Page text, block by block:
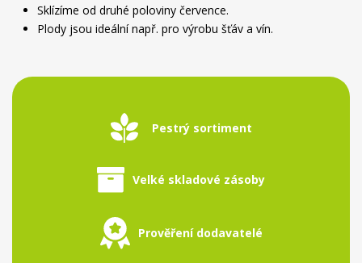
Sklízíme od druhé poloviny července.
Plody jsou ideální např. pro výrobu šťáv a vín.
Pestrý sortiment
Velké skladové zásoby
Prověření dodavatelé